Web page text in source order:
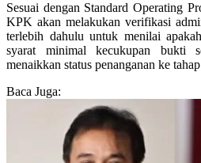
Sesuai dengan Standard Operating
KPK akan melakukan verifikasi
terlebih dahulu untuk menilai
syarat minimal kecukupan bukti
menaikkan status penanganan ke
Baca Juga: